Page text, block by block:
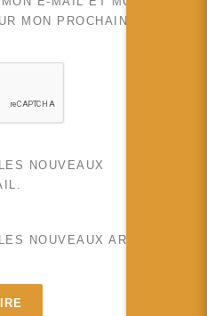
MON PROCHAIN
NOUVEAUX
NOUVEAUX ARTICLES